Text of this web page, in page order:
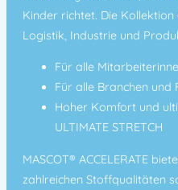
Kinder richtet. Die
Logistik, Industrie und
Für alle
Für alle Branchen und
Hoher Komfort und
ULTIMATE STRETCH
MASCOT® ACCELERATE
zahlreichen Stoffqualitäten